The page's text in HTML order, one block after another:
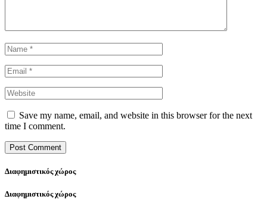
Save my name, email, and website in this browser for the next
time I comment.
Διαφημιστικός χώρος
Διαφημιστικός χώρος